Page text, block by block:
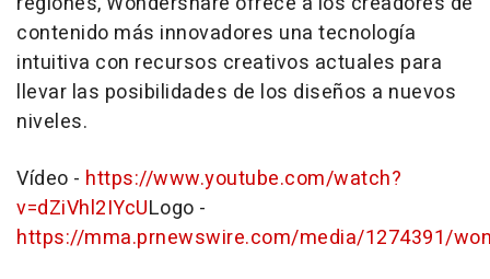
contenido más innovadores una tecnología
intuitiva con recursos creativos actuales para
llevar las posibilidades de los diseños a nuevos
niveles.
Vídeo - https://www.youtube.com/watch?
v=dZiVhl2IYcULogo -
https://mma.prnewswire.com/media/1274391/